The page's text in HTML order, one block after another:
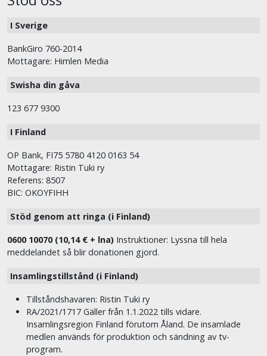
I Sverige
BankGiro 760-2014
Mottagare: Himlen Media
Swisha din gåva
123 677 9300
I Finland
OP Bank, FI75 5780 4120 0163 54
Mottagare: Ristin Tuki ry
Referens: 8507
BIC: OKOYFIHH
Stöd genom att ringa (i Finland)
0600 10070 (10,14 € + lna) Instruktioner: Lyssna till hela
meddelandet så blir donationen gjord.
Insamlingstillstånd (i Finland)
Tillståndshavaren: Ristin Tuki ry
RA/2021/1717 Gäller från 1.1.2022 tills vidare.
Insamlingsregion Finland förutom Åland. De insamlade
medlen används för produktion och sändning av tv-
program.